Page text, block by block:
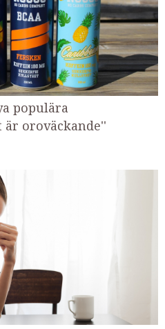
populära
är oroväckande''